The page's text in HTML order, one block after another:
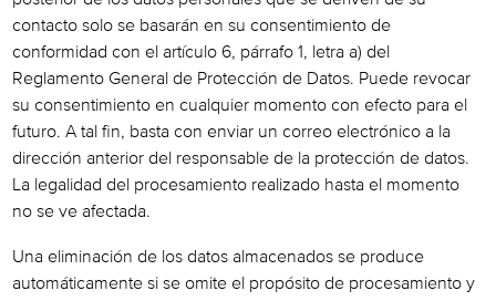
contacto solo se basarán en su consentimiento de
conformidad con el artículo 6, párrafo 1, letra a) del
Reglamento General de Protección de Datos. Puede revocar
su consentimiento en cualquier momento con efecto para el
futuro. A tal fin, basta con enviar un correo electrónico a la
dirección anterior del responsable de la protección de datos.
La legalidad del procesamiento realizado hasta el momento
no se ve afectada.
Una eliminación de los datos almacenados se produce
automáticamente si se omite el propósito de procesamiento y